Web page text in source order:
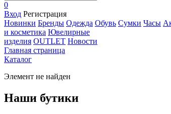
0
Вход Регистрация
Новинки Бренды Одежда Обувь Сумки Часы
и косметика Ювелирные
изделия OUTLET Новости
Главная страница
Каталог
Элемент не найден
Наши бутики